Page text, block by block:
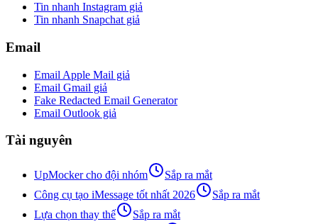
Tin nhanh Instagram giả
Tin nhanh Snapchat giả
Email
Email Apple Mail giả
Email Gmail giả
Fake Redacted Email Generator
Email Outlook giả
Tài nguyên
UpMocker cho đội nhóm
Sắp ra mắt
Công cụ tạo iMessage tốt nhất 2026
Sắp ra mắt
Lựa chọn thay thế
Sắp ra mắt